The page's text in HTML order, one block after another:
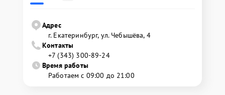
Адрес
г. Екатеринбург, ул. Чебышёва, 4
Контакты
+7 (343) 300-89-24
Время работы
Работаем с 09:00 до 21:00